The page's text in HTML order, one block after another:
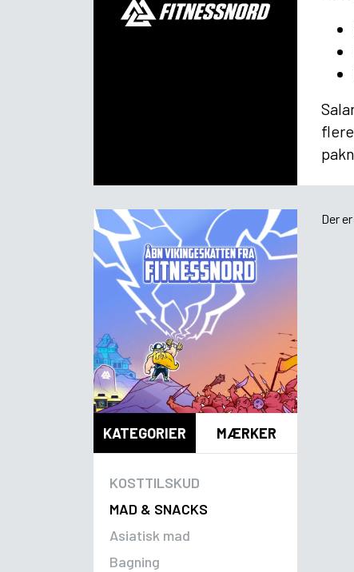
KATEGORIER MÆRKER
KOSTTILSKUD
MAD & SNACKS
Asiatisk mad
Bagning
Der